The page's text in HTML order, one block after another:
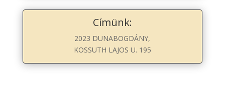
Címünk:
2023 DUNABOGDÁNY,
KOSSUTH LAJOS U. 195